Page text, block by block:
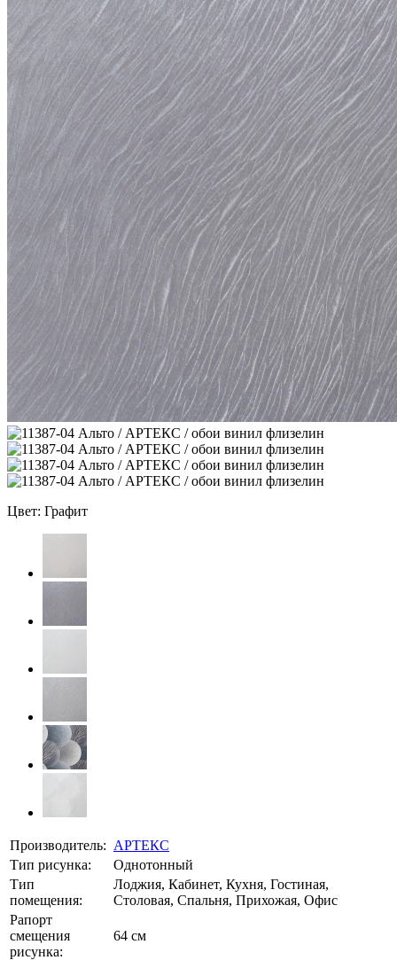
Цвет: Графит
Производитель: АРТЕКС
Тип рисунка:
Однотонный
Тип
помещения:
Лоджия, Кабинет, Кухня, Гостиная,
Столовая, Спальня, Прихожая, Офис
Рапорт
смещения
рисунка:
64 см